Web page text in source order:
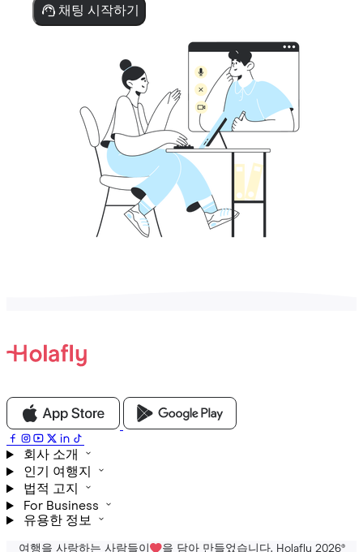
채팅 시작하기
회사 소개
인기 여행지
법적 고지
For Business
유용한 정보
여행을 사랑하는 사람들이 을 담아 만들었습니다. Holafly 2026®